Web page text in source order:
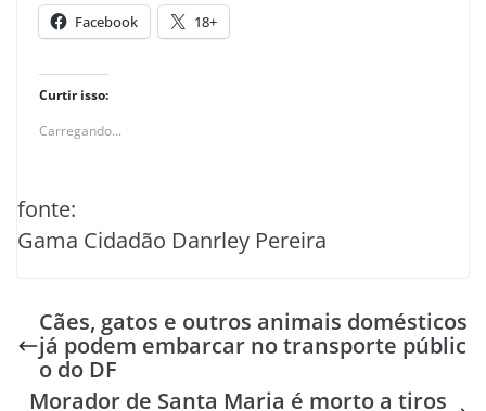
Facebook 18+
Curtir isso:
Carregando...
fonte:
Gama Cidadão Danrley Pereira
Cães, gatos e outros animais domésticos
já podem embarcar no transporte públic
o do DF
Morador de Santa Maria é morto a tiros